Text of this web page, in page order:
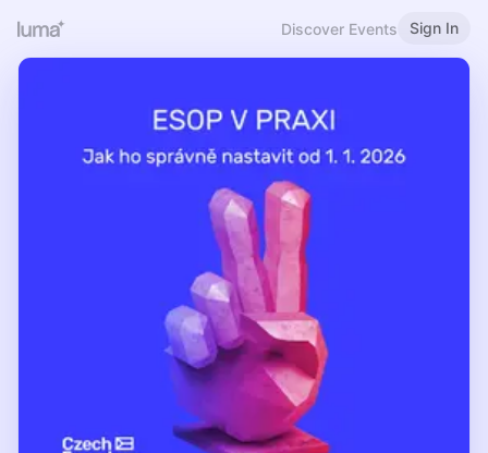
Discover Events Sign In